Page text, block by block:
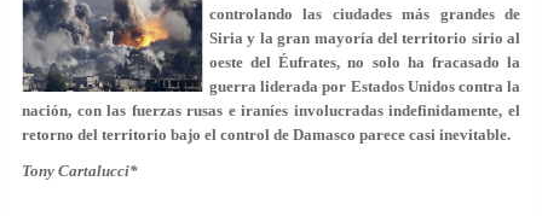
controlando las ciudades más grandes de
Siria y la gran mayoría del territorio sirio al
oeste del Éufrates, no solo ha fracasado la
guerra liderada por Estados Unidos contra la
nación, con las fuerzas rusas e iraníes involucradas indefinidamente, el
retorno del territorio bajo el control de Damasco parece casi inevitable.
Tony Cartalucci*